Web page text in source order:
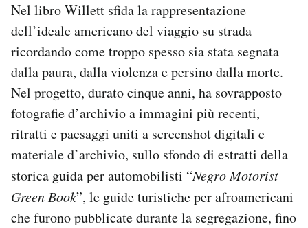
Nel libro Willett sfida la rappresentazione
dell’ideale americano del viaggio su strada
ricordando come troppo spesso sia stata segnata
dalla paura, dalla violenza e persino dalla morte.
Nel progetto, durato cinque anni, ha sovrapposto
fotografie d’archivio a immagini più recenti,
ritratti e paesaggi uniti a screenshot digitali e
materiale d’archivio, sullo sfondo di estratti della
storica guida per automobilisti “Negro Motorist
Green Book”, le guide turistiche per afroamericani
che furono pubblicate durante la segregazione, fino